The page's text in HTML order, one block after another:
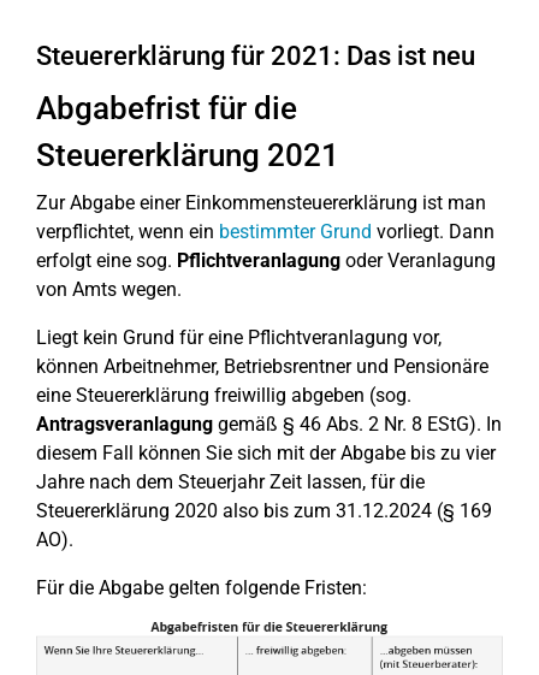
Steuererklärung für 2021: Das ist neu
Abgabefrist für die
Steuererklärung 2021
Zur Abgabe einer Einkommensteuererklärung ist man
verpflichtet, wenn ein bestimmter Grund vorliegt. Dann
erfolgt eine sog. Pflichtveranlagung oder Veranlagung
von Amts wegen.
Liegt kein Grund für eine Pflichtveranlagung vor,
können Arbeitnehmer, Betriebsrentner und Pensionäre
eine Steuererklärung freiwillig abgeben (sog.
Antragsveranlagung gemäß § 46 Abs. 2 Nr. 8 EStG). In
diesem Fall können Sie sich mit der Abgabe bis zu vier
Jahre nach dem Steuerjahr Zeit lassen, für die
Steuererklärung 2020 also bis zum 31.12.2024 (§ 169
AO).
Für die Abgabe gelten folgende Fristen: